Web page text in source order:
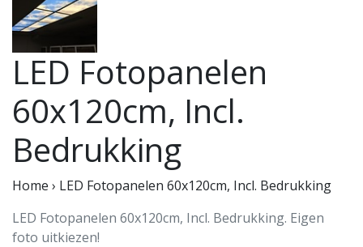
LED Fotopanelen
60x120cm, Incl.
Bedrukking
Home › LED Fotopanelen 60x120cm, Incl. Bedrukking
LED Fotopanelen 60x120cm, Incl. Bedrukking. Eigen
foto uitkiezen!